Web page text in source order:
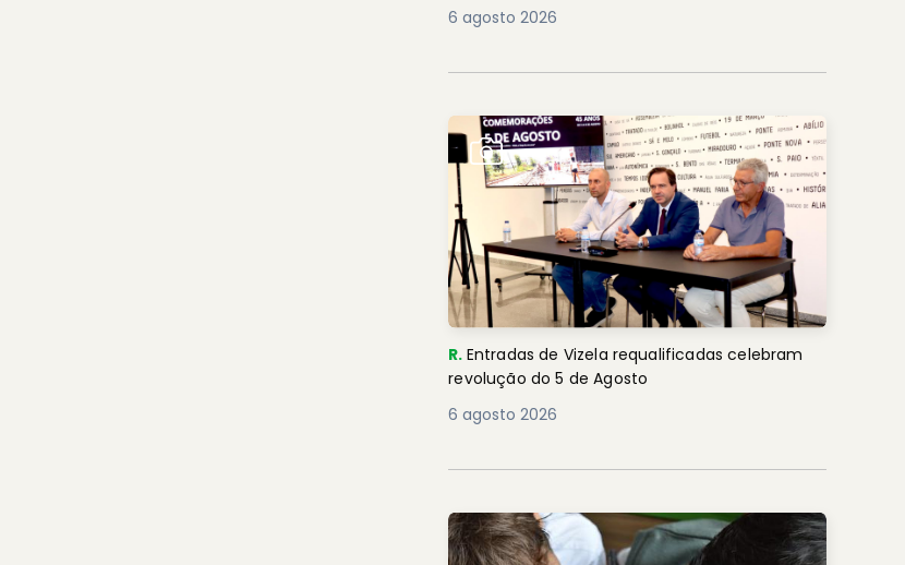
6 agosto 2026
R. Entradas de Vizela requalificadas celebram
revolução do 5 de Agosto
6 agosto 2026